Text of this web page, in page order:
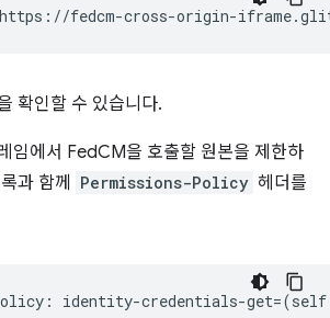
확인할 수 있습니다.
임에서 FedCM을 호출할 원본을 제한하
과 함께
Permissions-Policy 헤더를
: identity-credentials-get=(self